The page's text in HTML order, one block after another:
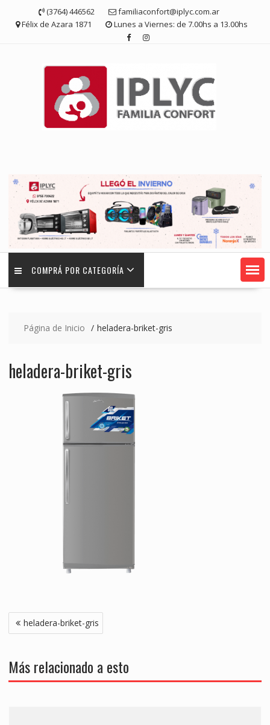
contenido
(3764) 446562
familiaconfort@iplyc.com.ar
Félix de Azara 1871
Lunes a Viernes: de 7.00hs a 13.00hs
COMPRÁ POR CATEGORÍA
Página de Inicio heladera-briket-gris
heladera-briket-gris
Navegación
de
heladera-briket-gris
Más relacionado a esto